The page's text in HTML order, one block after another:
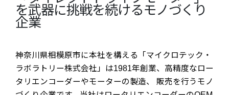
を武器に挑戦を続けるモノづくり
企業
神奈川県相模原市に本社を構える「マイクロテック・
ラボラトリー株式会社」は1981年創業、高精度なロー
タリエンコーダーやモーターの製造、 販売を行うモノ